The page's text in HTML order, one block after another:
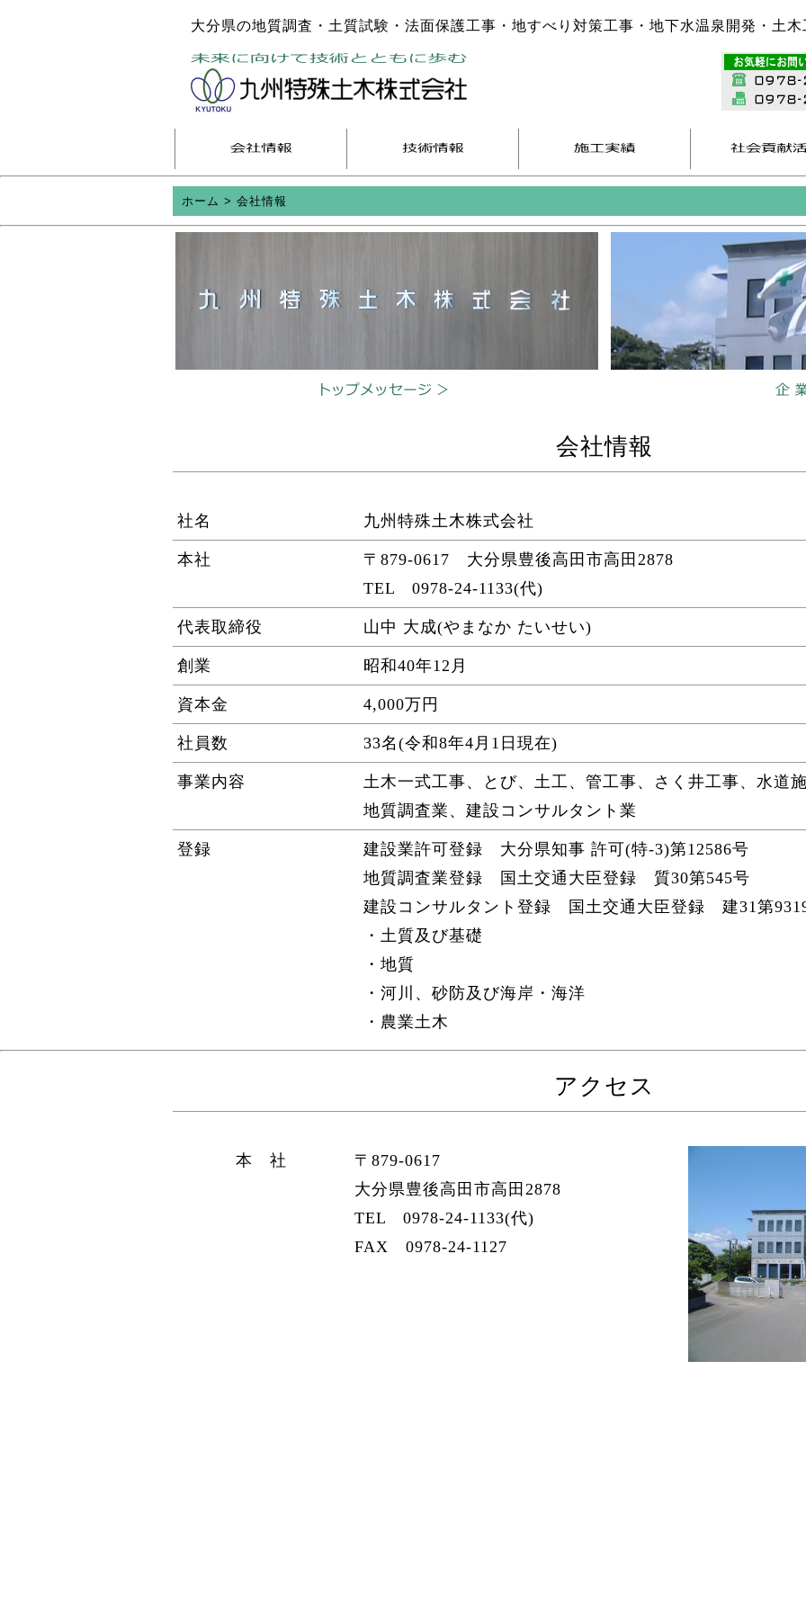
大分県の地質調査・土質試験・法面保護工事・地すべり対策工事・地下水温泉開発・土
ホーム > 会社情報
会社情報
社名 九州特殊土木株式会社
本社
〒879-0617 大分県豊後高田市高田2878
TEL 0978-24-1133(代)
代表取締役 山中 大成(やまなか たいせい)
創業 昭和40年12月
資本金 4,000万円
社員数 33名(令和8年4月1日現在)
事業内容
土木一式工事、とび、土工、管工事、さく井工事、水道
地質調査業、建設コンサルタント業
登録
建設業許可登録 大分県知事 許可(特-3)第12586号
地質調査業登録 国土交通大臣登録 質30第545号
建設コンサルタント登録 国土交通大臣登録 建31第
・土質及び基礎
・地質
・河川、砂防及び海岸・海洋
・農業土木
アクセス
本 社
〒879-0617
大分県豊後高田市高田2878
TEL 0978-24-1133(代)
FAX 0978-24-1127